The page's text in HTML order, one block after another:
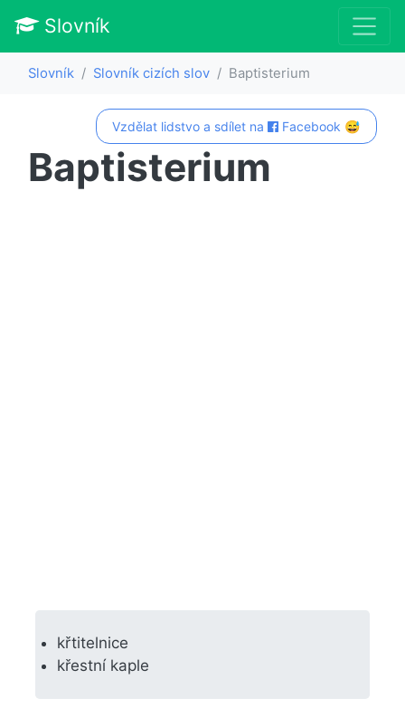
Slovník
Slovník Slovník cizích slov Baptisterium
Vzdělat lidstvo a sdílet na Facebook 😅
Baptisterium
křtitelnice
křestní kaple